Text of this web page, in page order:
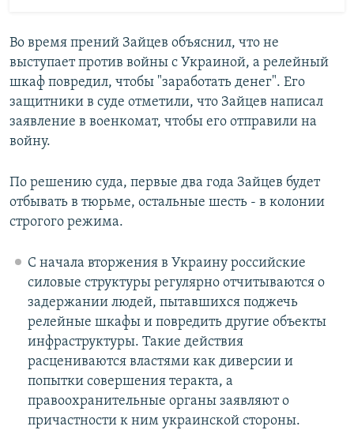
Во время прений Зайцев объяснил, что не
выступает против войны с Украиной, а релейный
шкаф повредил, чтобы "заработать денег". Его
защитники в суде отметили, что Зайцев написал
заявление в военкомат, чтобы его отправили на
войну.
По решению суда, первые два года Зайцев будет
отбывать в тюрьме, остальные шесть - в колонии
строгого режима.
С начала вторжения в Украину российские
силовые структуры регулярно отчитываются о
задержании людей, пытавшихся поджечь
релейные шкафы и повредить другие объекты
инфраструктуры. Такие действия
расцениваются властями как диверсии и
попытки совершения теракта, а
правоохранительные органы заявляют о
причастности к ним украинской стороны.